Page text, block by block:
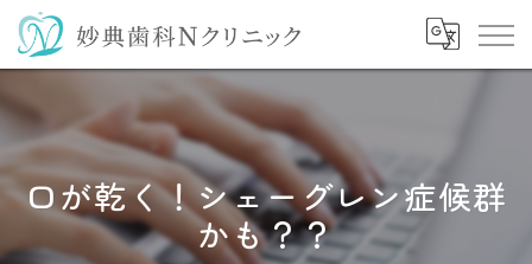
口が乾く！シェーグレン症候群
かも？？